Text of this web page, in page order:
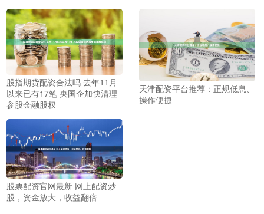
股指期货配资合法吗 去年11月
以来已有17笔 央国企加快清理
参股金融股权
天津配资平台推荐：正规低息、
操作便捷
股票配资官网最新 网上配资炒
股，资金放大，收益翻倍